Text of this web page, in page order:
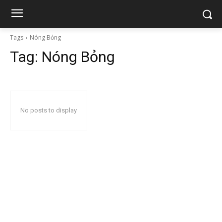
Tags Nóng Bỏng
Tag: Nóng Bỏng
No posts to display